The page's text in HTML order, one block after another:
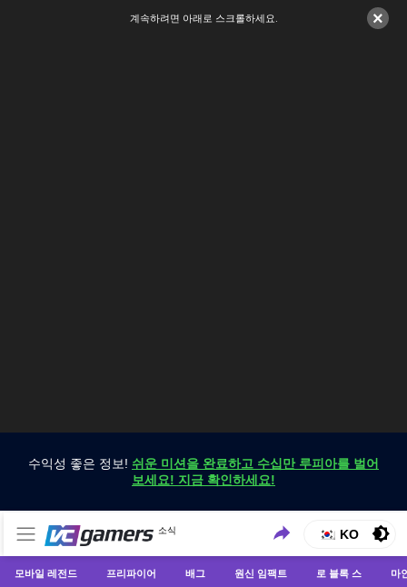
×
계속하려면 아래로 스크롤하세요.
수익성 좋은 정보! 쉬운 미션을 완료하고 수십만 루피아를 벌어
보세요! 지금 확인하세요!
VCGamers 뉴스
소식
VCGamers에서만 최신 게임 뉴스 받기
KO
모바일 레전드 프리파이어 배그 원신 임팩트 로 블록 스 마